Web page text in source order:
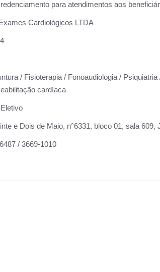
para atendimentos aos
Cardiológicos LTDA
/ Fisioterapia / Fonoaudiologia /
cardíaca
Eletivo
e Dois de Maio, n°6331, bloco 01, sala
/ 3669-1010